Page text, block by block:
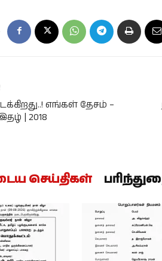
எங்கள் தேசம் –
| 2018
செய்திகள்